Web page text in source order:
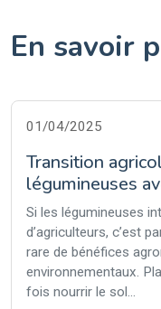
En savoir
01/04/2025
Transition
légumineuses
Si les légumineuses
d’agriculteurs, c’est
rare de bénéfices
environnementaux.
fois nourrir le sol...